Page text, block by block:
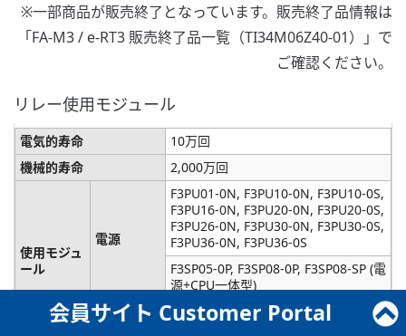
※一部商品が販売終了となっています。販売終了品情報は
「FA-M3 / e-RT3 販売終了品一覧（TI34M06Z40-01）」で
ご確認ください。
リレー使用モジュール
電気的寿命
10万回
機械的寿命
2,000万回
使用モジュ
ール
電源
F3PU01-0N, F3PU10-0N, F3PU10-0S,
F3PU16-0N, F3PU20-0N, F3PU20-0S,
F3PU26-0N, F3PU30-0N, F3PU30-0S,
F3PU36-0N, F3PU36-0S
F3SP05-0P, F3SP08-0P, F3SP08-SP (電
源+CPU一体型)
リレー接点
出力
F3YC08-0N, F3YC08-0C, F3YC16-0N
会員サイト Customer Portal